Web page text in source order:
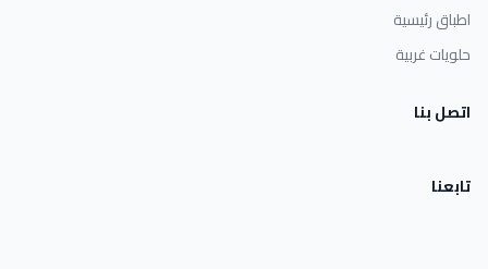
اطباق رئيسية
حلويات غربية
اتصل بنا
تابعنا